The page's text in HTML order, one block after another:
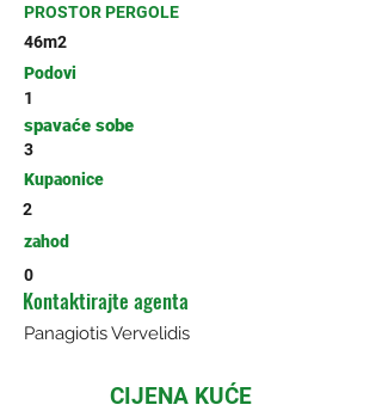
PROSTOR PERGOLE
46m2
Podovi
1
spavaće sobe
3
Kupaonice
2
zahod
0
Kontaktirajte agenta
Panagiotis Vervelidis
CIJENA KUĆE